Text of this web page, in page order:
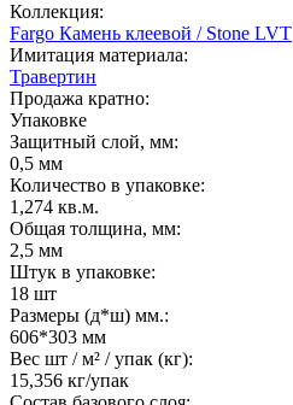
Коллекция:
Fargo Камень клеевой / Stone LVT
Имитация материала:
Травертин
Продажа кратно:
Упаковке
Защитный слой, мм:
0,5 мм
Количество в упаковке:
1,274 кв.м.
Общая толщина, мм:
2,5 мм
Штук в упаковке:
18 шт
Размеры (д*ш) мм.:
606*303 мм
Вес шт / м² / упак (кг):
15,356 кг/упак